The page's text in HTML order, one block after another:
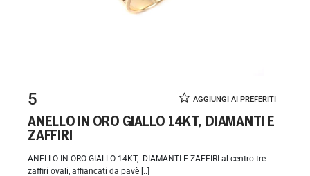
5
ANELLO IN ORO GIALLO 14KT, DIAMANTI E
ZAFFIRI
ANELLO IN ORO GIALLO 14KT, DIAMANTI E ZAFFIRI al centro tre
zaffiri ovali, affiancati da pavè [..]